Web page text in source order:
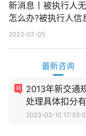
新消息丨被执行人
怎么办?被执行人信
消除?
2023-07-05
最新咨询
2013年新交通
处理具体扣分
2023-03-10